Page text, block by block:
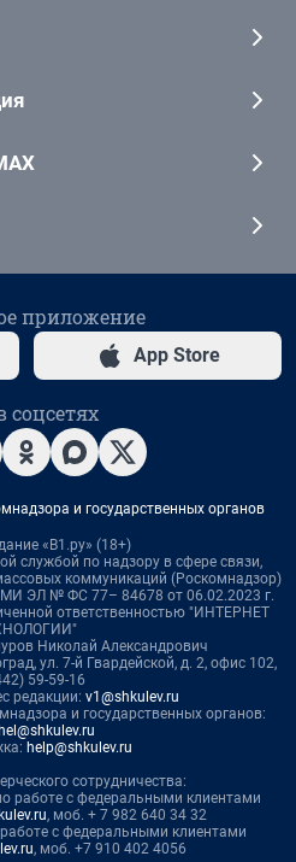
приложение
App Store
и государственных органов
«В1.ру» (18+)
службой по надзору в сфере связи,
коммуникаций (Роскомнадзор)
ЭЛ № ФС 77– 84678 от 06.02.2023 г.
ответственностью "ИНТЕРНЕТ
Николай Александрович
ул. 7-й Гвардейской, д. 2, офис 102,
59-59-16
редакции: v1@shkulev.ru
и государственных органов:
help@shkulev.ru
сотрудничества:
работе с федеральными клиентами
, моб. + 7 982 640 34 32
с федеральными клиентами
, моб. +7 910 402 4056